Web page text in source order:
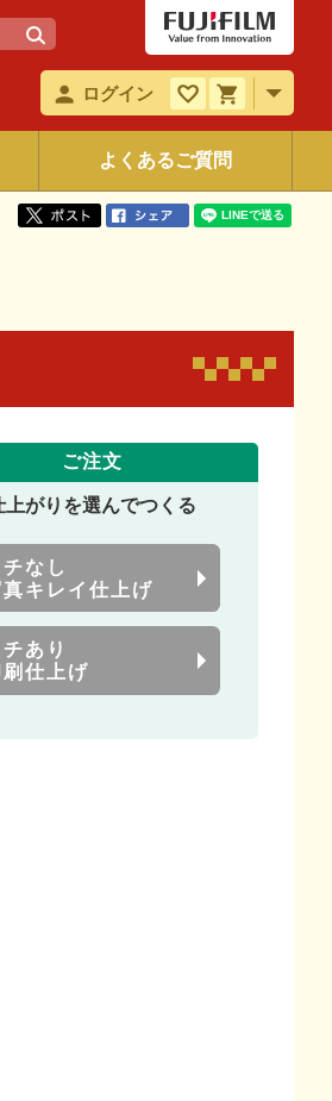
ログイン
よくあるご質問
ご注文
上がりを選んでつくる
なし
真キレイ仕上げ
あり
刷仕上げ